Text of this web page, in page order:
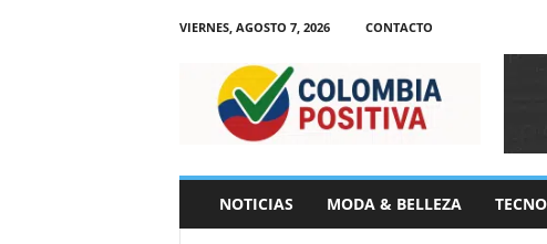
VIERNES, AGOSTO 7, 2026
CONTACTO
NOTICIAS MODA & BELLEZA